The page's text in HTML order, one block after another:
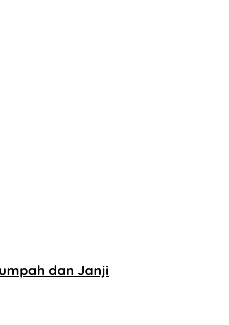
dan Janji